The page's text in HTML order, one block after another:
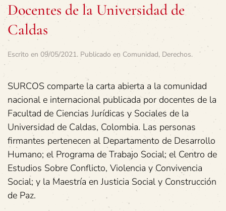
Docentes de la Universidad de
Caldas
Escrito en 09/05/2021. Publicado en Comunidad, Derechos.
SURCOS comparte la carta abierta a la comunidad
nacional e internacional publicada por docentes de la
Facultad de Ciencias Jurídicas y Sociales de la
Universidad de Caldas, Colombia. Las personas
firmantes pertenecen al Departamento de Desarrollo
Humano; el Programa de Trabajo Social; el Centro de
Estudios Sobre Conflicto, Violencia y Convivencia
Social; y la Maestría en Justicia Social y Construcción
de Paz.